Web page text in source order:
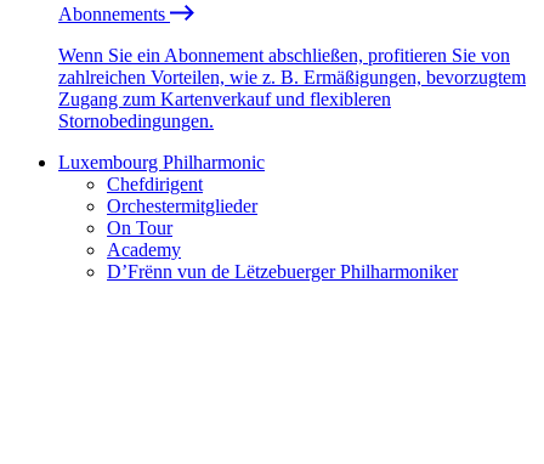
Abonnements
Wenn Sie ein Abonnement abschließen, profitieren Sie von
zahlreichen Vorteilen, wie z. B. Ermäßigungen, bevorzugtem
Zugang zum Kartenverkauf und flexibleren
Stornobedingungen.
Luxembourg Philharmonic
Chefdirigent
Orchestermitglieder
On Tour
Academy
D’Frënn vun de Lëtzebuerger Philharmoniker